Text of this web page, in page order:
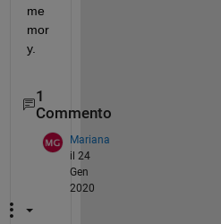
me
mor
y.
1
Commento
Mariana
il 24
Gen
2020